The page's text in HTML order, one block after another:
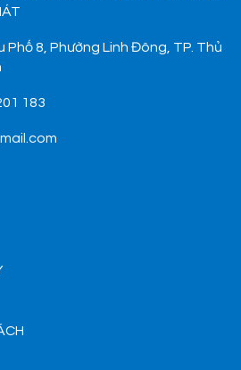
Phố 8, Phường Linh Đông, TP. Thủ
183